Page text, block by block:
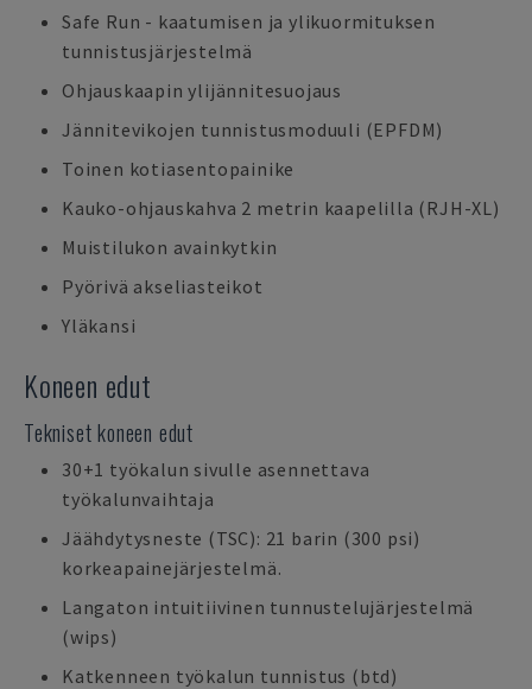
Safe Run - kaatumisen ja ylikuormituksen
tunnistusjärjestelmä
Ohjauskaapin ylijännitesuojaus
Jännitevikojen tunnistusmoduuli (EPFDM)
Toinen kotiasentopainike
Kauko-ohjauskahva 2 metrin kaapelilla (RJH-XL)
Muistilukon avainkytkin
Pyörivä akseliasteikot
Yläkansi
Koneen edut
Tekniset koneen edut
30+1 työkalun sivulle asennettava
työkalunvaihtaja
Jäähdytysneste (TSC): 21 barin (300 psi)
korkeapainejärjestelmä.
Langaton intuitiivinen tunnustelujärjestelmä
(wips)
Katkenneen työkalun tunnistus (btd)